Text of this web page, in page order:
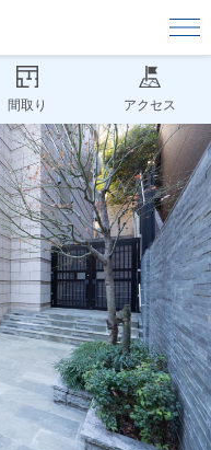
間取り アクセス